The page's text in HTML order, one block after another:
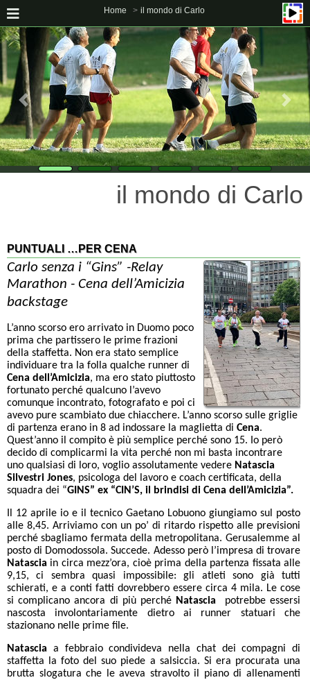
Home il mondo di Carlo
il mondo di Carlo
PUNTUALI …PER CENA
Carlo senza i “Gins” -Relay
Marathon - Cena dell’Amicizia
backstage
L’anno scorso ero arrivato in Duomo poco
prima che partissero le prime frazioni
della staffetta. Non era stato semplice
individuare tra la folla qualche runner di
Cena dell’Amicizia, ma ero stato piuttosto
fortunato perché qualcuno l’avevo
comunque incontrato, fotografato e poi ci
avevo pure scambiato due chiacchere. L’anno scorso sulle griglie
di partenza erano in 8 ad indossare la maglietta di Cena.
Quest’anno il compito è più semplice perché sono 15. Io però
decido di complicarmi la vita perché non mi basta incontrare
uno qualsiasi di loro, voglio assolutamente vedere Natascia
Silvestri Jones, psicologa del lavoro e coach certificata, della
squadra dei “GINS” ex “CIN’S, il brindisi di Cena dell’Amicizia”.
Il 12 aprile io e il tecnico Gaetano Lobuono giungiamo sul posto
alle 8,45. Arriviamo con un po’ di ritardo rispetto alle previsioni
perché sbagliamo fermata della metropolitana. Gerusalemme al
posto di Domodossola. Succede. Adesso però l’impresa di trovare
Natascia in circa mezz’ora, cioè prima della partenza fissata alle
9,15, ci sembra quasi impossibile: gli atleti sono già tutti
schierati, e a conti fatti dovrebbero essere circa 4 mila. Le cose
si complicano ancora di più perché Natascia potrebbe essersi
nascosta involontariamente dietro ai runner statuari che
stazionano nelle prime file.
Natascia a febbraio condivideva nella chat dei compagni di
staffetta la foto del suo piede a salsiccia. Si era procurata una
brutta slogatura che le aveva stravolto il piano di allenamenti